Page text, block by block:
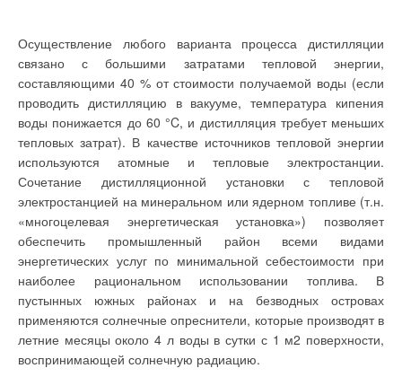
Осуществление любого варианта процесса дистилляции
связано с большими затратами тепловой энергии,
составляющими 40 % от стоимости получаемой воды (если
проводить дистилляцию в вакууме, температура кипения
воды понижается до 60 °C, и дистилляция требует меньших
тепловых затрат). В качестве источников тепловой энергии
используются атомные и тепловые электростанции.
Сочетание дистилляционной установки с тепловой
электростанцией на минеральном или ядерном топливе (т.н.
«многоцелевая энергетическая установка») позволяет
обеспечить промышленный район всеми видами
энергетических услуг по минимальной себестоимости при
наиболее рациональном использовании топлива. В
пустынных южных районах и на безводных островах
применяются солнечные опреснители, которые производят в
летние месяцы около 4 л воды в сутки с 1 м2 поверхности,
воспринимающей солнечную радиацию.
10. При понижении температуры наружного воздуха после
того, как утилизатор 11 выйдет на расчетную
производительность, регулирование температуры воздуха
приточной установки 13 начинает осуществляться с
помощью клапана 8 путем подмешивания более горячей
воды в подающую линию «малого» контура. Происходящее
при этом уменьшение расхода промежуточного
теплоносителя через клапан 8 в сторону калориферного
агрегата 5 влечет за собой снижение температуры воздуха в
приточной установке 7. Для поддержания этой температуры
на необходимом уровне клапан 2 увеличивает расход
промежуточного теплоносителя через теплообменник 3 и,
соответственно, повышает его температуру. В случае
дальнейшего снижения температуры воздуха в приточной
установке 7 подключается пиковый подогреватель 4,
обеспечивая требуемую температуру воздуха в приточных
установках 7 и 13.К недостаткам схемы следует отнести:
лидирующими
жидким
теплоносителем,
включающие в свой
состав котел,
радиаторы, сеть
гидравлических
коммуникаций, и
автоматику,
включающую в себя
запорнорегулирующую
арматуру.
До недавнего времени
основной
популярностью среди
жидкостных установок
пользовались
гравитационные
движение
теплоносителя
вызвано разностью